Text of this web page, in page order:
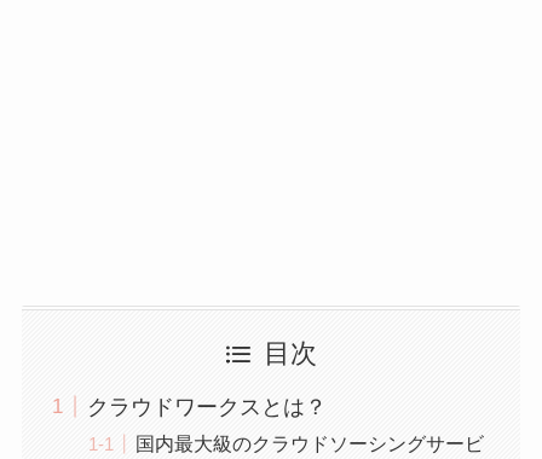
目次
クラウドワークスとは？
国内最大級のクラウドソーシングサービ